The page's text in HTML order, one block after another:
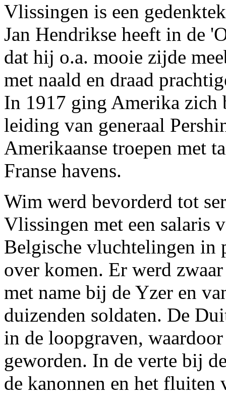
Vlissingen is een
Jan Hendrikse heeft in de
dat hij o.a. mooie zijde
met naald en draad
In 1917 ging Amerika zich
leiding van generaal
Amerikaanse troepen met
Franse havens.
Wim werd bevorderd tot
Vlissingen met een salaris
Belgische vluchtelingen in
over komen. Er werd
met name bij de Yzer en
duizenden soldaten. De
in de loopgraven,
geworden. In de verte bij
de kanonnen en het fluiten